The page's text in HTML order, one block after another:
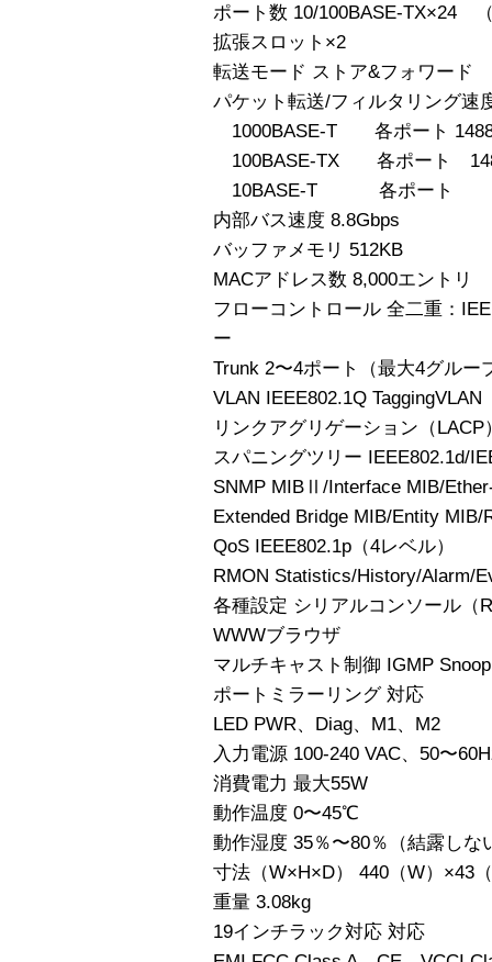
ポート数 10/100BASE-TX×24
拡張スロット×2
転送モード ストア&フォワード
パケット転送/フィルタリング速
1000BASE-T 各ポート
100BASE-TX 各ポート
10BASE-T 各ポート
内部バス速度 8.8Gbps
バッファメモリ 512KB
MACアドレス数 8,000エントリ
フローコントロール 全二重：
ー
Trunk 2〜4ポート（最大4グルー
VLAN IEEE802.1Q
リンクアグリゲーション（LACP
スパニングツリー IEEE802.1d/
SNMP MIBⅡ/Interface MIB/
Extended Bridge MIB/Entity
QoS IEEE802.1p（4レベル）
RMON Statistics/History/Alarm/
各種設定 シリアルコンソール（
WWWブラウザ
マルチキャスト制御 IGMP
ポートミラーリング 対応
LED PWR、Diag、M1、M2
入力電源 100-240 VAC、50〜
消費電力 最大55W
動作温度 0〜45℃
動作湿度 35％〜80％（結露しな
寸法（W×H×D） 440（W）×43
重量 3.08kg
19インチラック対応 対応